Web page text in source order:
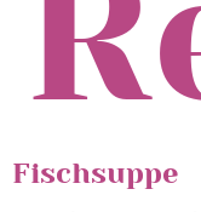
Fischsuppe